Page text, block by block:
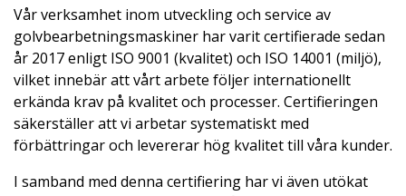
Vår verksamhet inom utveckling och service av
golvbearbetningsmaskiner har varit certifierade sedan
år 2017 enligt ISO 9001 (kvalitet) och ISO 14001 (miljö),
vilket innebär att vårt arbete följer internationellt
erkända krav på kvalitet och processer. Certifieringen
säkerställer att vi arbetar systematiskt med
förbättringar och levererar hög kvalitet till våra kunder.
I samband med denna certifiering har vi även utökat